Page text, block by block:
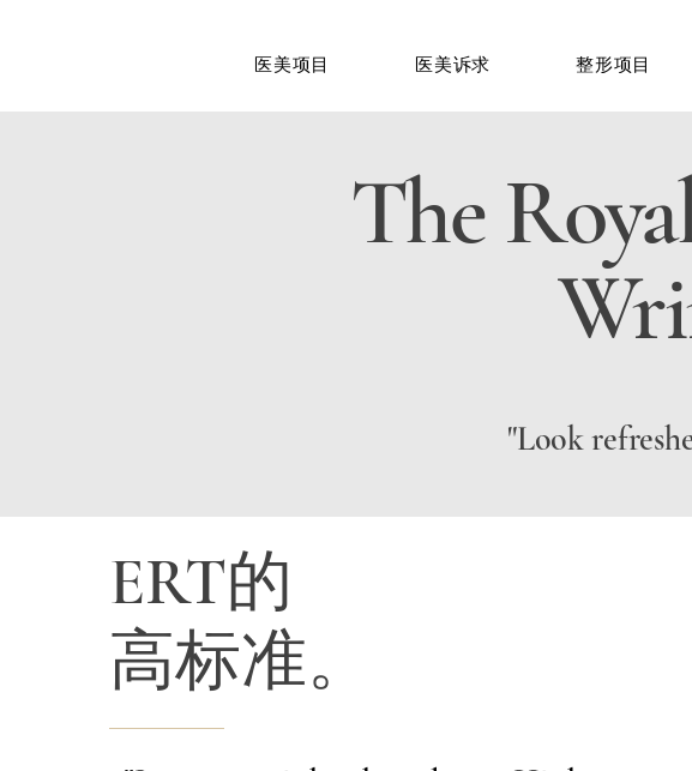
医美项目 医美诉求 整形项目
The
"Look
ERT的
高标准。